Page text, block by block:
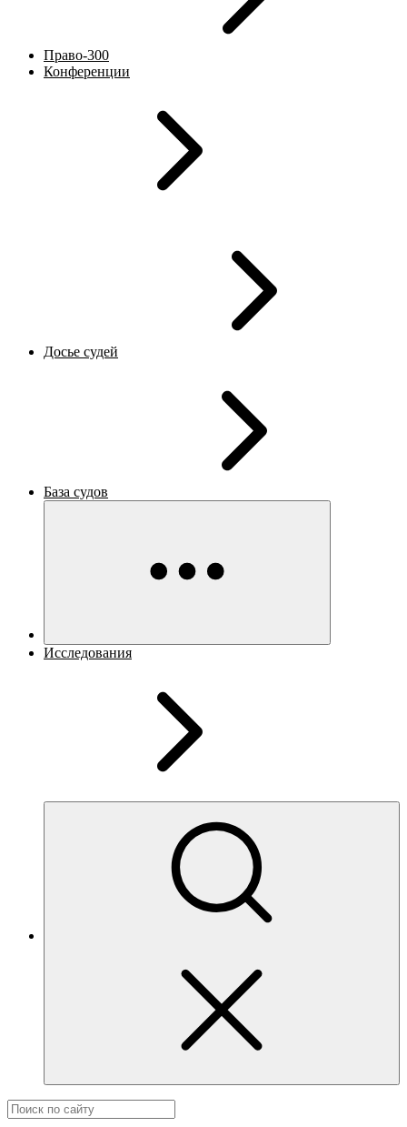
Право-300
Конференции
Досье судей
База судов
Исследования